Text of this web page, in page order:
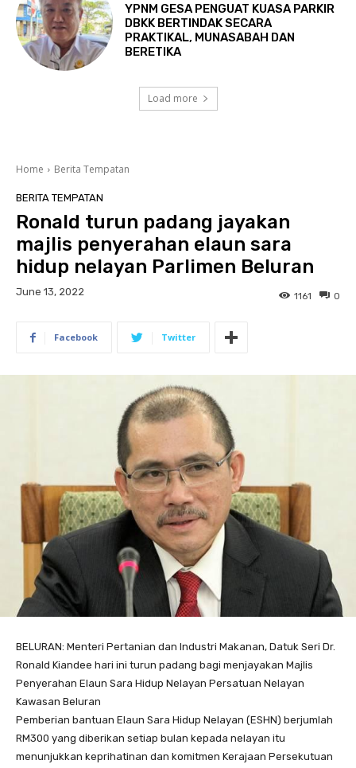
YPNM GESA PENGUAT KUASA PARKIR
DBKK BERTINDAK SECARA
PRAKTIKAL, MUNASABAH DAN
BERETIKA
Load more